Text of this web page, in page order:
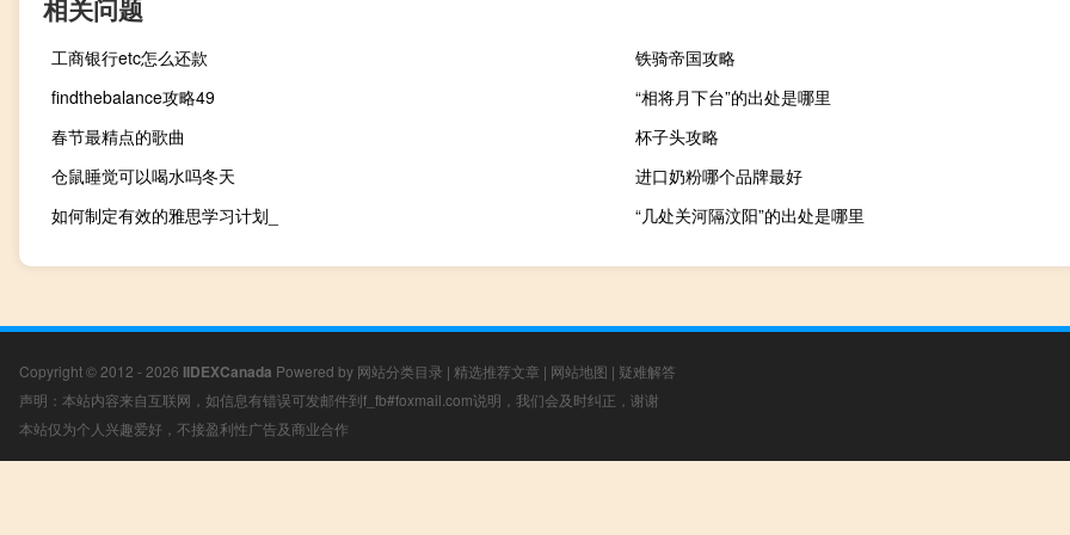
相关问题
工商银行etc怎么还款
铁骑帝国攻略
findthebalance攻略49
“相将月下台”的出处是哪里
春节最精点的歌曲
杯子头攻略
仓鼠睡觉可以喝水吗冬天
进口奶粉哪个品牌最好
如何制定有效的雅思学习计划_
“几处关河隔汶阳”的出处是哪里
Copyright © 2012 - 2026 IIDEXCanada Powered by 网站分类目录 | 精选推荐文章 | 网站地图 | 疑难解答
声明：本站内容来自互联网，如信息有错误可发邮件到f_fb#foxmail.com说明，我们会及时纠正，谢谢
本站仅为个人兴趣爱好，不接盈利性广告及商业合作